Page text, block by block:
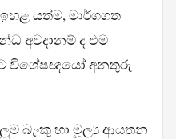
යත්ම, මාර්ගගත
අවදානම් ද එම
විශේෂඥයෝ අනතුරු
බැංකු හා මූල්‍ය ආයතන